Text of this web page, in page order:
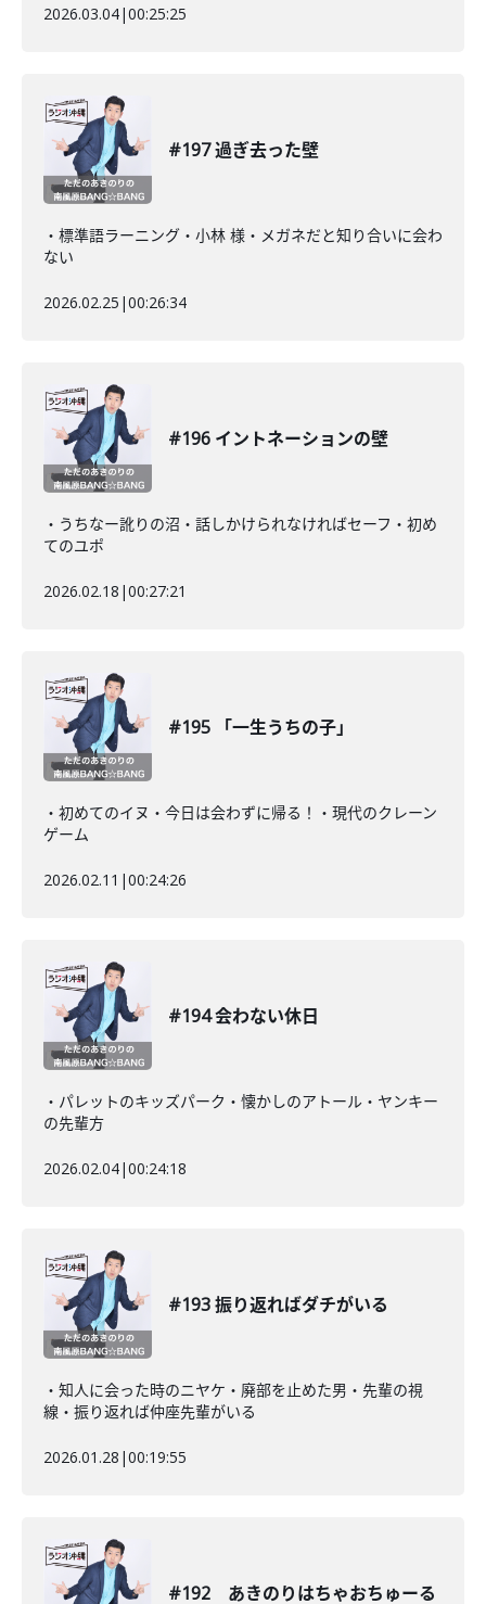
2026.03.04|00:25:25
#197 過ぎ去った壁
・標準語ラーニング・小林 様・メガネだと知り合いに会わ
ない
2026.02.25 |00:26:34
#196 イントネーションの壁
・うちなー訛りの沼・話しかけられなければセーフ・初め
てのユポ
2026.02.18 |00:27:21
#195 「一生うちの子」
・初めてのイヌ・今日は会わずに帰る！・現代のクレーン
ゲーム
2026.02.11 |00:24:26
#194 会わない休日
・パレットのキッズパーク・懐かしのアトール・ヤンキー
の先輩方
2026.02.04|00:24:18
#193 振り返ればダチがいる
・知人に会った時のニヤケ・廃部を止めた男・先輩の視
線・振り返れば仲座先輩がいる
2026.01.28 |00:19:55
#192 あきのりはちゃおちゅーる